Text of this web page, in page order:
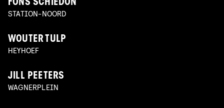
FONS SCHIEDON
STATION-NOORD
WOUTER TULP
HEYHOEF
JILL PEETERS
WAGNERPLEIN